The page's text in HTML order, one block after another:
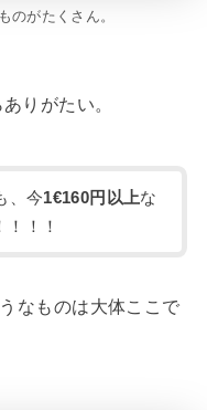
のがたくさん。
りがたい。
、今1€160円以上な
！！
なものは大体ここで